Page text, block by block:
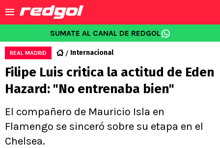
SUMATE AL CANAL DE REDGOL
REAL MADRID Internacional
Filipe Luis critica la actitud de Eden
Hazard: "No entrenaba bien"
El compañero de Mauricio Isla en
Flamengo se sinceró sobre su etapa en el
Chelsea.